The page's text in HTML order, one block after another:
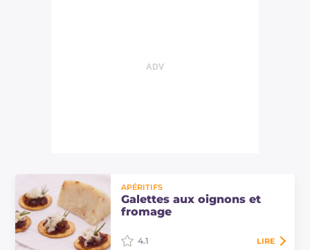
APÉRITIFS
Galettes aux oignons et
fromage
4.1 LIRE